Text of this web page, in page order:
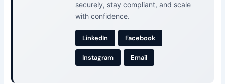
securely, stay compliant, and scale
with confidence.
LinkedIn Facebook
Instagram Email